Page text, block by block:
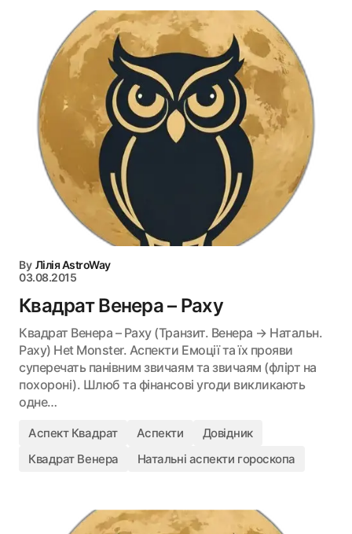
By Лілія AstroWay
03.08.2015
Квадрат Венера – Раху
Квадрат Венера – Раху (Транзит. Венера → Натальн.
Раху) Het Monster. Аспекти Емоції та їх прояви
суперечать панівним звичаям та звичаям (флірт на
похороні). Шлюб та фінансові угоди викликають
одне…
Аспект Квадрат Аспекти
Довідник
Квадрат Венера
Натальні аспекти гороскопа